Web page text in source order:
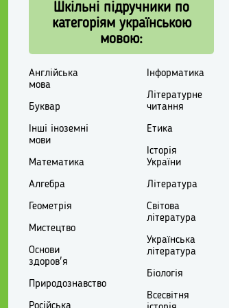
Шкільні підручники по
категоріям українською
мовою:
Англійська
мова
Буквар
Інші іноземні
мови
Математика
Алгебра
Геометрія
Мистецтво
Основи
здоров'я
Природознавство
Інформатика
Літературне
читання
Етика
Історія
України
Література
Світова
література
Українська
література
Біологія
Всесвітня